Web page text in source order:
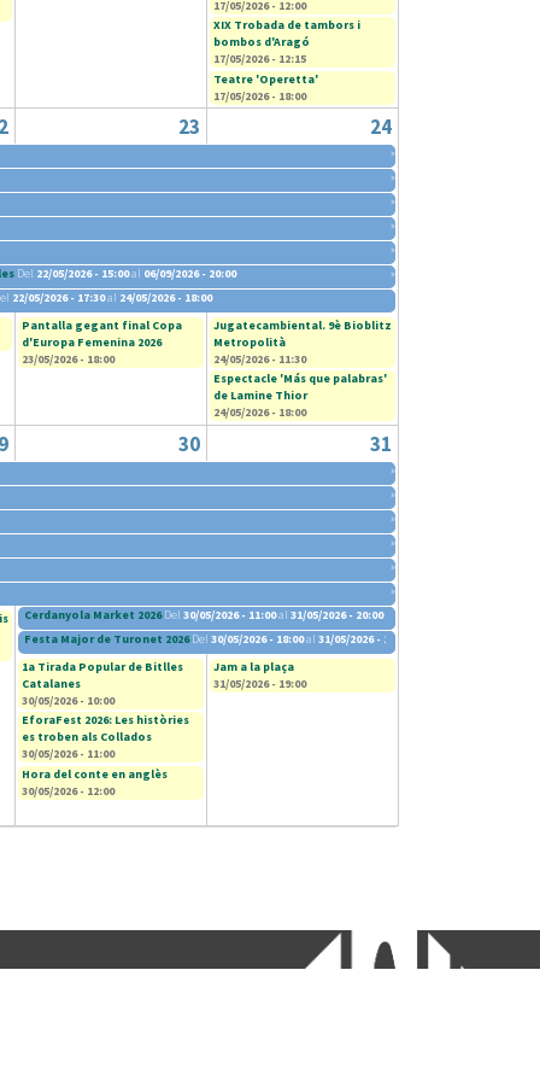
17/05/2026 - 12:00
XIX Trobada de tambors i
bombos d'Aragó
17/05/2026 - 12:15
Teatre 'Operetta'
17/05/2026 - 18:00
23 24
»
»
»
»
»
Del 22/05/2026 - 15:00al 06/09/2026 - 20:00
»
22/05/2026 - 17:30al 24/05/2026 - 18:00
Pantalla gegant final Copa
d'Europa Femenina 2026
23/05/2026 - 18:00
Jugatecambiental. 9è Bioblitz
Metropolità
24/05/2026 - 11:30
Espectacle 'Más que palabras'
de Lamine Thior
24/05/2026 - 18:00
30 31
»
»
»
»
»
»
Cerdanyola Market 2026 Del 30/05/2026 - 11:00al 31/05/2026 - 20:00
Festa Major de Turonet 2026 Del 30/05/2026 - 18:00al 31/05/2026 - 13:00
1a Tirada Popular de Bitlles
Catalanes
30/05/2026 - 10:00
EforaFest 2026: Les històries
es troben als Collados
30/05/2026 - 11:00
Hora del conte en anglès
30/05/2026 - 12:00
Jam a la plaça
31/05/2026 - 19:00